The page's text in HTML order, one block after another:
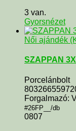
3 van.
Gyorsnézet
Női ajándék
SZAPPAN
Porcelánbolt
Forgalmazó:
#26FP__/db
0807